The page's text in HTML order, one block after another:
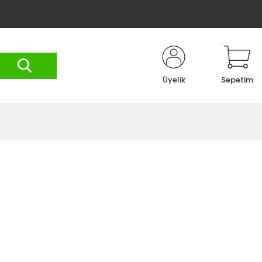
Üyelik Sepetim